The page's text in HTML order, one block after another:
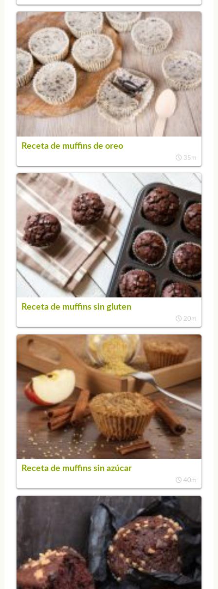
Receta de muffins de oreo
35m
Receta de muffins sin gluten
20m
Receta de muffins sin azúcar
40m